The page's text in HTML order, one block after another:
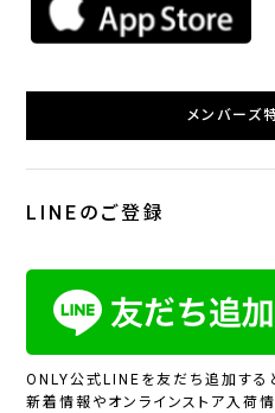
メンバーズ
LINEのご登録
ONLY公式LINEを友だち追加する
新着情報やオンラインストア入荷